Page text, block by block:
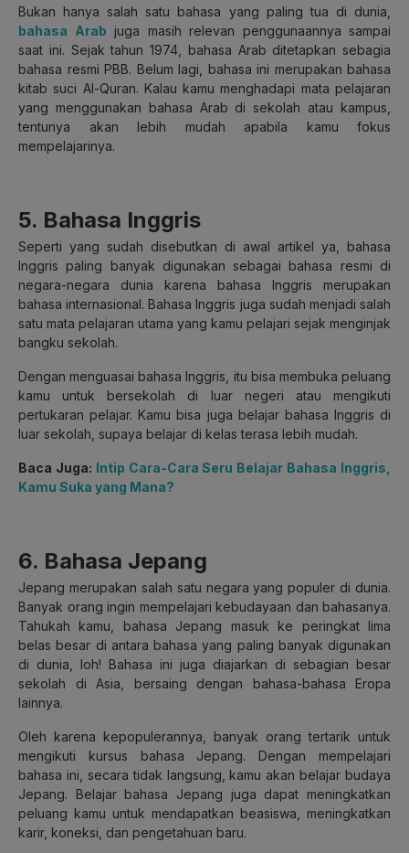
Bukan hanya salah satu bahasa yang paling tua di dunia,
bahasa Arab juga masih relevan penggunaannya sampai
saat ini. Sejak tahun 1974, bahasa Arab ditetapkan sebagia
bahasa resmi PBB. Belum lagi, bahasa ini merupakan bahasa
kitab suci Al-Quran. Kalau kamu menghadapi mata pelajaran
yang menggunakan bahasa Arab di sekolah atau kampus,
tentunya akan lebih mudah apabila kamu fokus
mempelajarinya.
5. Bahasa Inggris
Seperti yang sudah disebutkan di awal artikel ya, bahasa
Inggris paling banyak digunakan sebagai bahasa resmi di
negara-negara dunia karena bahasa Inggris merupakan
bahasa internasional. Bahasa Inggris juga sudah menjadi salah
satu mata pelajaran utama yang kamu pelajari sejak menginjak
bangku sekolah.
Dengan menguasai bahasa Inggris, itu bisa membuka peluang
kamu untuk bersekolah di luar negeri atau mengikuti
pertukaran pelajar. Kamu bisa juga belajar bahasa Inggris di
luar sekolah, supaya belajar di kelas terasa lebih mudah.
Baca Juga: Intip Cara-Cara Seru Belajar Bahasa Inggris,
Kamu Suka yang Mana?
6. Bahasa Jepang
Jepang merupakan salah satu negara yang populer di dunia.
Banyak orang ingin mempelajari kebudayaan dan bahasanya.
Tahukah kamu, bahasa Jepang masuk ke peringkat lima
belas besar di antara bahasa yang paling banyak digunakan
di dunia, loh! Bahasa ini juga diajarkan di sebagian besar
sekolah di Asia, bersaing dengan bahasa-bahasa Eropa
lainnya.
Oleh karena kepopulerannya, banyak orang tertarik untuk
mengikuti kursus bahasa Jepang. Dengan mempelajari
bahasa ini, secara tidak langsung, kamu akan belajar budaya
Jepang. Belajar bahasa Jepang juga dapat meningkatkan
peluang kamu untuk mendapatkan beasiswa, meningkatkan
karir, koneksi, dan pengetahuan baru.